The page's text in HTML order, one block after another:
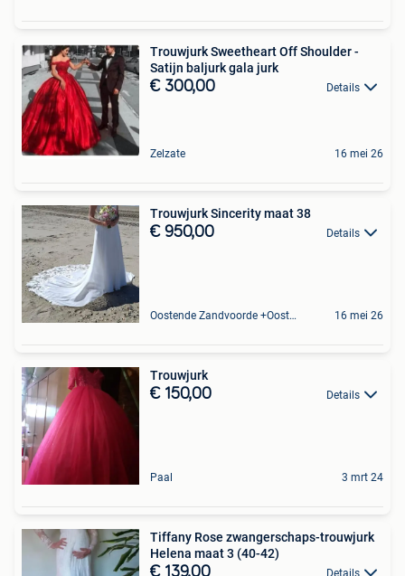
Trouwjurk Sweetheart Off Shoulder -
Satijn baljurk gala jurk
€ 300,00 Details
Zelzate 16 mei 26
Trouwjurk Sincerity maat 38
€ 950,00 Details
Oostende Zandvoorde +Oostende 16 mei 26
Trouwjurk
€ 150,00 Details
Paal 3 mrt 24
Tiffany Rose zwangerschaps-trouwjurk
Helena maat 3 (40-42)
€ 139,00 Details